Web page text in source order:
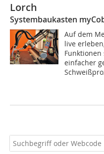
Lorch
Systembaukasten
Auf dem
live
einfacher